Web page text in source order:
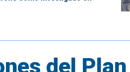
del